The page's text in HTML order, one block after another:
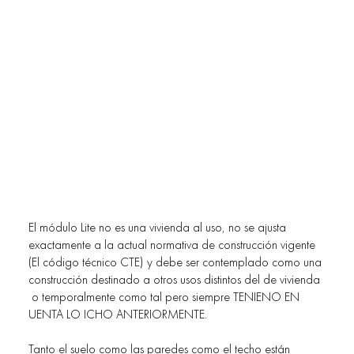
El módulo Lite no es una vivienda al uso, no se ajusta
exactamente a la actual normativa de construcción vigente
(El código técnico CTE) y debe ser contemplado como una
construcción destinado a otros usos distintos del de vivienda
o temporalmente como tal pero siempre TENIENO EN
UENTA LO ICHO ANTERIORMENTE.
Tanto el suelo como las paredes como el techo están